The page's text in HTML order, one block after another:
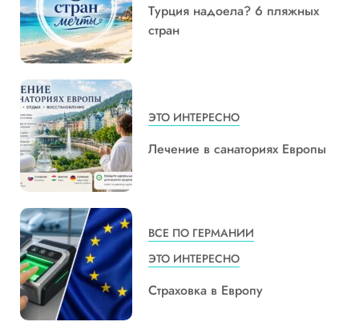
Турция надоела? 6 пляжных
стран
ЭТО ИНТЕРЕСНО
Лечение в санаториях Европы
ВСЕ ПО ГЕРМАНИИ
ЭТО ИНТЕРЕСНО
Страховка в Европу